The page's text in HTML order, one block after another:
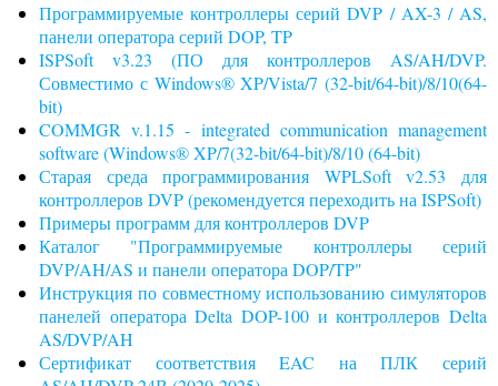
Программируемые контроллеры серий DVP / AX-3 / AS,
панели оператора серий DOP, TP
ISPSoft v3.23 (ПО для контроллеров AS/AH/DVP.
Совместимо с Windows® XP/Vista/7 (32-bit/64-bit)/8/10(64-
bit)
COMMGR v.1.15 - integrated communication management
software (Windows® XP/7(32-bit/64-bit)/8/10 (64-bit)
Старая среда программирования WPLSoft v2.53 для
контроллеров DVP (рекомендуется переходить на ISPSoft)
Примеры программ для контроллеров DVP
Каталог "Программируемые контроллеры серий
DVP/AH/AS и панели оператора DOP/TP"
Инструкция по совместному использованию симуляторов
панелей оператора Delta DOP-100 и контроллеров Delta
AS/DVP/AH
Сертификат соответствия EAC на ПЛК серий